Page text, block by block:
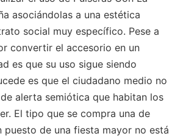
asociándolas a una estética
social muy específico. Pese a
convertir el accesorio en un
es que su uso sigue siendo
es que el ciudadano medio no
alerta semiótica que habitan los
El tipo que se compra una de
puesto de una fiesta mayor no está